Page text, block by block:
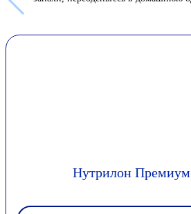
Нутрилон Премиум